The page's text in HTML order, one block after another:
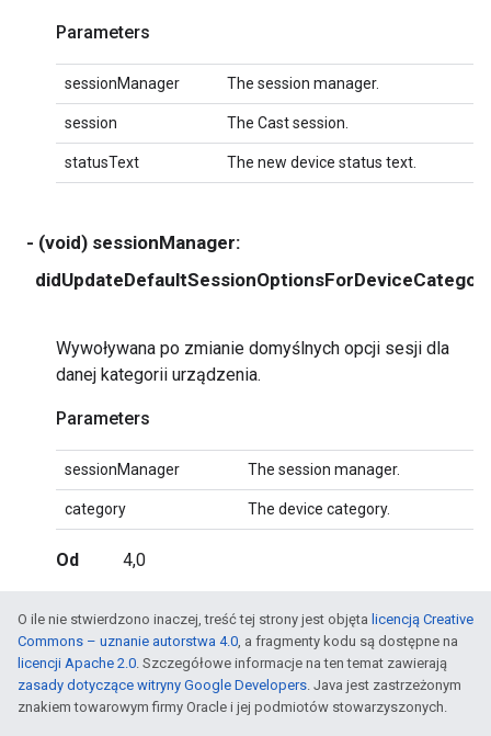
Parameters
sessionManager The session manager.
session The Cast session.
statusText The new device status text.
- (void) sessionManager:
Wywoływana po zmianie domyślnych opcji sesji dla
danej kategorii urządzenia.
Parameters
sessionManager The session manager.
category The device category.
Od 4,0
O ile nie stwierdzono inaczej, treść tej strony jest objęta licencją Creative
Commons – uznanie autorstwa 4.0 , a fragmenty kodu są dostępne na
licencji Apache 2.0 . Szczegółowe informacje na ten temat zawierają
zasady dotyczące witryny Google Developers . Java jest zastrzeżonym
znakiem towarowym firmy Oracle i jej podmiotów stowarzyszonych.